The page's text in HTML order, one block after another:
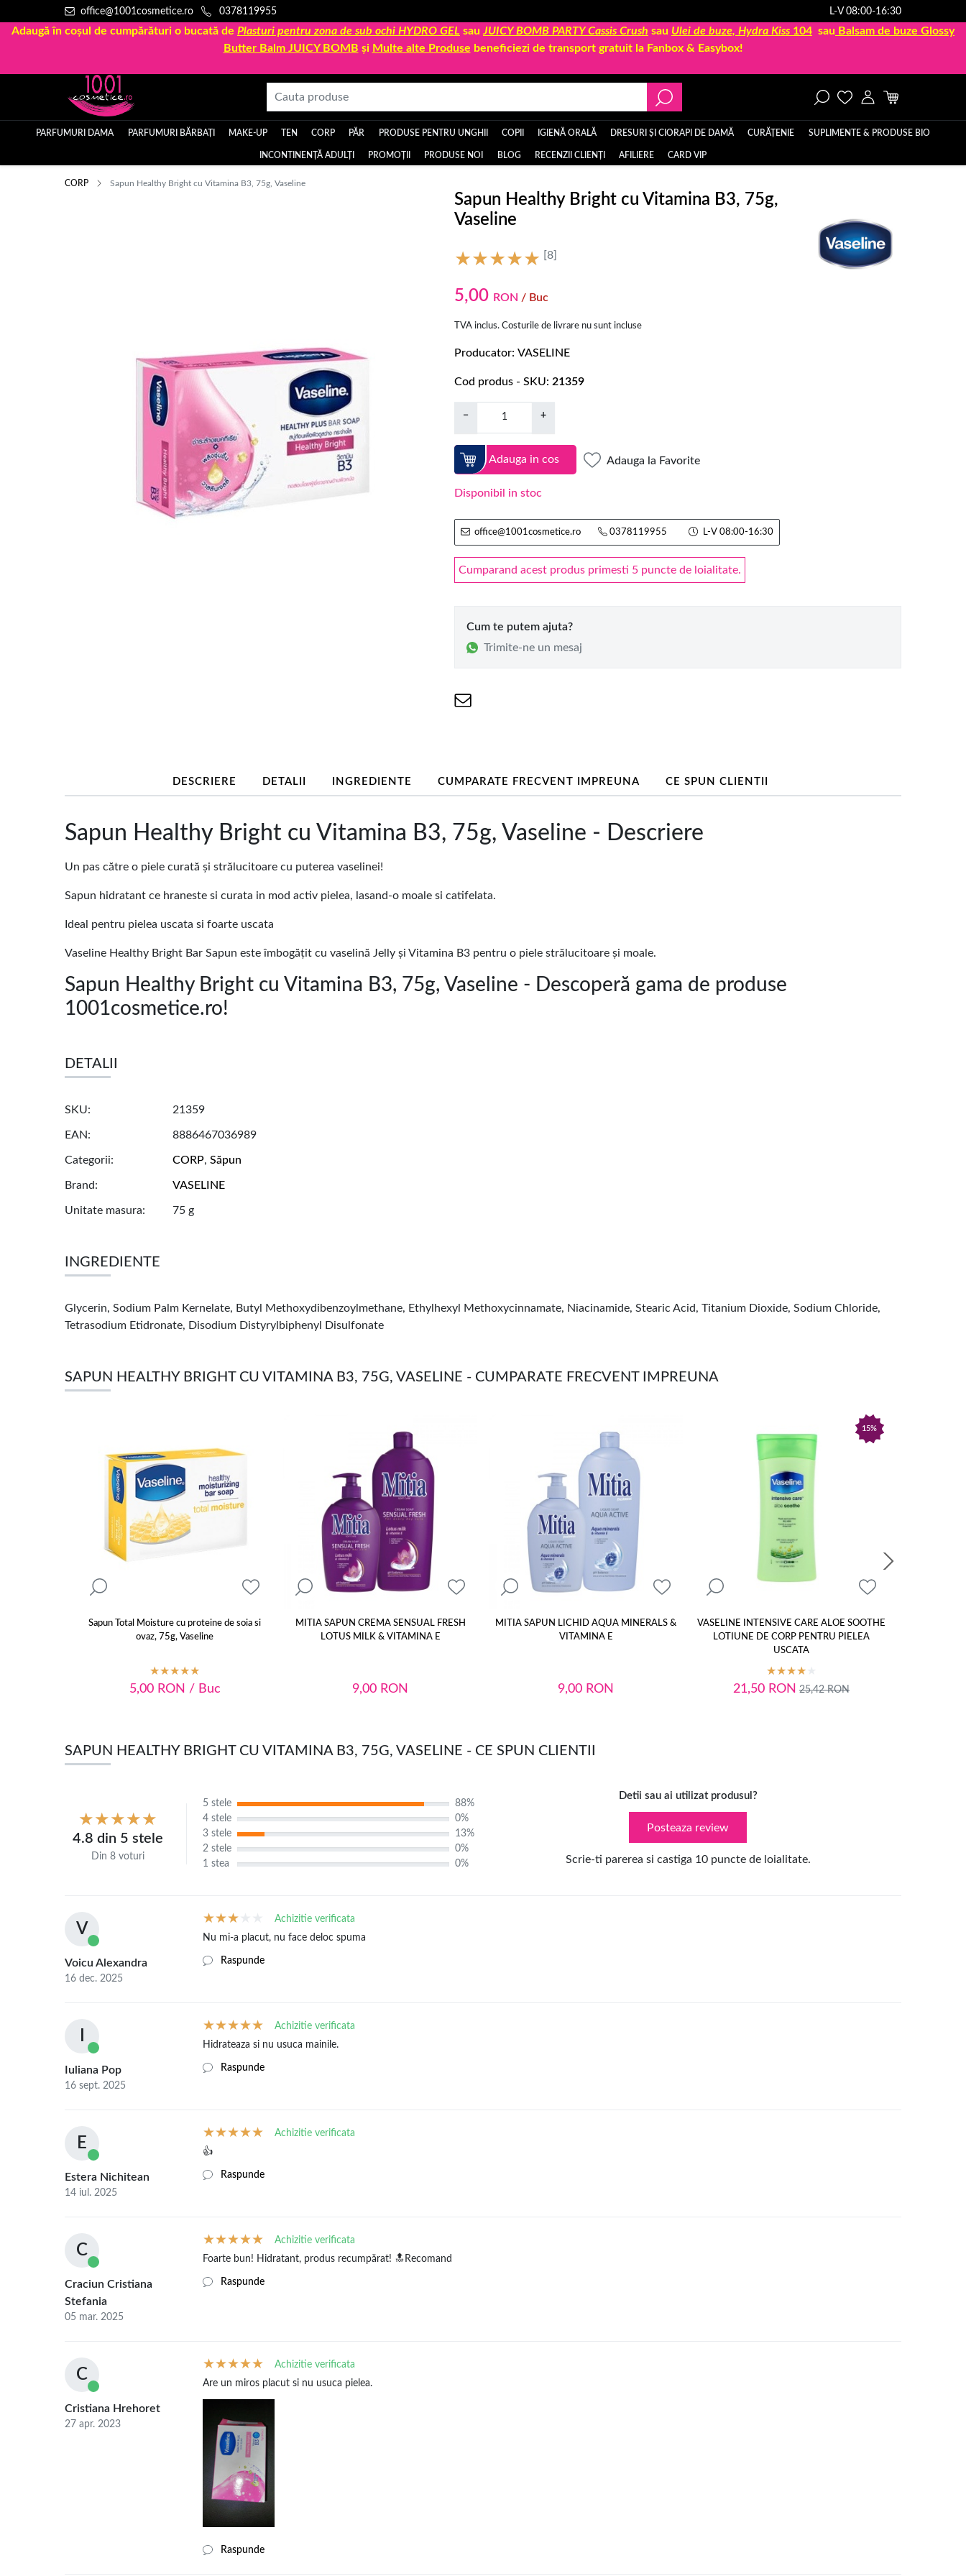
office@1001cosmetice.ro 0378119955 L-V 08:00-16:30
Adaugă în coșul de cumpărături o bucată de Plasturi pentru zona de sub ochi HYDRO GEL sau JUICY BOMB PARTY Cassis Crush sau Ulei de buze, Hydra Kiss 104 sau Balsam de buze Glossy
Butter Balm JUICY BOMB și Multe alte Produse beneficiezi de transport gratuit la Fanbox & Easybox!
PARFUMURI DAMA PARFUMURI BĂRBAȚI MAKE-UP TEN CORP PĂR PRODUSE PENTRU UNGHII COPII IGIENĂ ORALĂ DRESURI ȘI CIORAPI DE DAMĂ CURĂȚENIE SUPLIMENTE & PRODUSE BIO
INCONTINENȚĂ ADULȚI PROMOȚII PRODUSE NOI BLOG RECENZII CLIENȚI AFILIERE CARD VIP
CORP Sapun Healthy Bright cu Vitamina B3, 75g, Vaseline
Sapun Healthy Bright cu Vitamina B3, 75g,
Vaseline
[8]
5,00 RON / Buc
TVA inclus. Costurile de livrare nu sunt incluse
Producator VASELINE
Cod produs - SKU 21359
− +
Adauga in cos Adauga la Favorite
Disponibil in stoc
office@1001cosmetice.ro 0378119955 L-V 08:00-16:30
Cumparand acest produs primesti 5 puncte de loialitate.
Cum te putem ajuta?
Trimite-ne un mesaj
DESCRIERE DETALII INGREDIENTE CUMPARATE FRECVENT IMPREUNA CE SPUN CLIENTII
Sapun Healthy Bright cu Vitamina B3, 75g, Vaseline - Descriere
Un pas către o piele curată și strălucitoare cu puterea vaselinei!
Sapun hidratant ce hraneste si curata in mod activ pielea, lasand-o moale si catifelata.
Ideal pentru pielea uscata si foarte uscata
Vaseline Healthy Bright Bar Sapun este îmbogățit cu vaselină Jelly și Vitamina B3 pentru o piele strălucitoare și moale.
Sapun Healthy Bright cu Vitamina B3, 75g, Vaseline - Descoperă gama de produse
1001cosmetice.ro!
DETALII
SKU 21359
EAN 8886467036989
Categorii CORP, Săpun
Brand VASELINE
Unitate masura 75 g
INGREDIENTE
Glycerin, Sodium Palm Kernelate, Butyl Methoxydibenzoylmethane, Ethylhexyl Methoxycinnamate, Niacinamide, Stearic Acid, Titanium Dioxide, Sodium Chloride,
Tetrasodium Etidronate, Disodium Distyrylbiphenyl Disulfonate
SAPUN HEALTHY BRIGHT CU VITAMINA B3, 75G, VASELINE - CUMPARATE FRECVENT IMPREUNA
Sapun Total Moisture cu proteine de soia si
ovaz, 75g, Vaseline
5,00 RON / Buc
MITIA SAPUN CREMA SENSUAL FRESH
LOTUS MILK & VITAMINA E
9,00 RON
MITIA SAPUN LICHID AQUA MINERALS &
VITAMINA E
9,00 RON
15%
VASELINE INTENSIVE CARE ALOE SOOTHE
LOTIUNE DE CORP PENTRU PIELEA
USCATA
21,50 RON 25,42RON
SAPUN HEALTHY BRIGHT CU VITAMINA B3, 75G, VASELINE - CE SPUN CLIENTII
4.8 din 5 stele
Din 8 voturi
5 stele
88%
4 stele
0%
3 stele
13%
2 stele
0%
1 stea
0%
Detii sau ai utilizat produsul?
Posteaza review
Scrie-ti parerea si castiga 10 puncte de loialitate.
V
Voicu Alexandra
16 dec. 2025
Achizitie verificata
Nu mi-a placut, nu face deloc spuma
Raspunde
Iuliana Pop
16 sept. 2025
Achizitie verificata
Hidrateaza si nu usuca mainile.
Raspunde
E
Estera Nichitean
14 iul. 2025
Achizitie verificata
👍
Raspunde
C
Craciun Cristiana
Stefania
05 mar. 2025
Achizitie verificata
Foarte bun! Hidratant, produs recumpărat! 🔝Recomand
Raspunde
C
Cristiana Hrehoret
27 apr. 2023
Achizitie verificata
Are un miros placut si nu usuca pielea.
Raspunde